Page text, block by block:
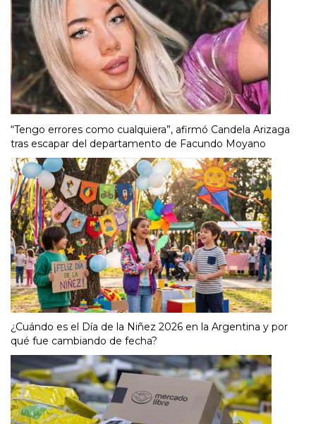
“Tengo errores como cualquiera”, afirmó Candela Arizaga
tras escapar del departamento de Facundo Moyano
¿Cuándo es el Día de la Niñez 2026 en la Argentina y por
qué fue cambiando de fecha?